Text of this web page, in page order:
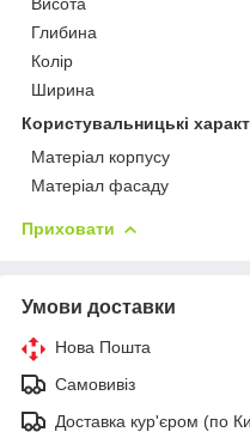
Глибина
Колір
Ширина
Користувальницькі
Матеріал корпусу
Матеріал фасаду
Приховати
Умови доставки
Нова Пошта
Самовивіз
Доставка кур'єром (по